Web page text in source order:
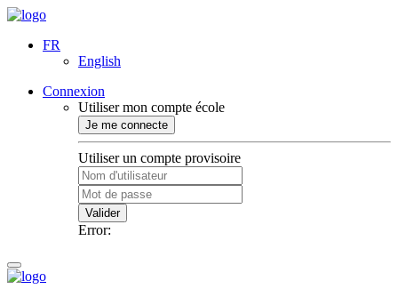
FR
English
Connexion
Utiliser mon compte école
Je me connecte
Utiliser un compte provisoire
Valider
Error: